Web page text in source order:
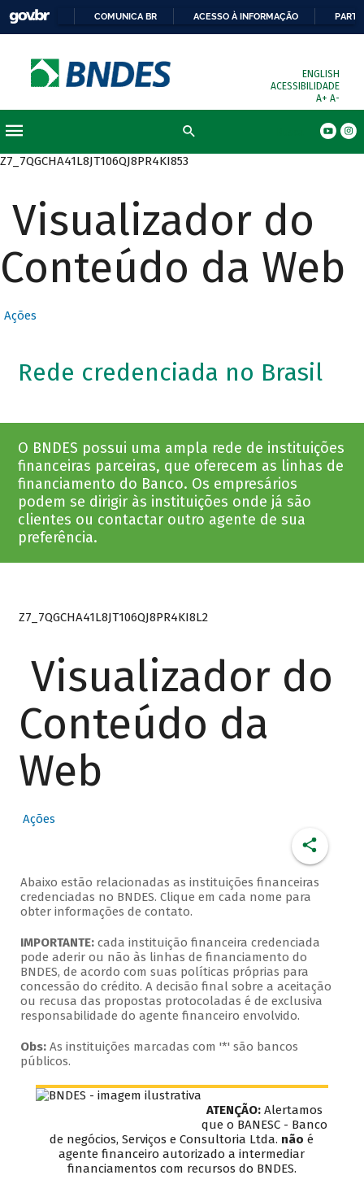
COMUNICA BR ACESSO À INFORMAÇÃO
ENGLISH
ACESSIBILIDADE
A+ A-
Z7_7QGCHA41L8JT106QJ8PR4KI853
Visualizador do
Conteúdo da Web
Ações
Rede credenciada no Brasil
O BNDES possui uma ampla rede de instituições
financeiras parceiras, que oferecem as linhas de
financiamento do Banco. Os empresários
podem se dirigir às instituições onde já são
clientes ou contactar outro agente de sua
preferência.
Z7_7QGCHA41L8JT106QJ8PR4KI8L2
Visualizador do
Conteúdo da
Web
Ações
Abaixo estão relacionadas as instituições financeiras
credenciadas no BNDES. Clique em cada nome para
obter informações de contato.
IMPORTANTE: cada instituição financeira credenciada
pode aderir ou não às linhas de financiamento do
BNDES, de acordo com suas políticas próprias para
concessão do crédito. A decisão final sobre a aceitação
ou recusa das propostas protocoladas é de exclusiva
responsabilidade do agente financeiro envolvido.
Obs: As instituições marcadas com '*' são bancos
públicos.
ATENÇÃO: Alertamos
que o BANESC - Banco
de negócios, Serviços e Consultoria Ltda. não é
agente financeiro autorizado a intermediar
financiamentos com recursos do BNDES.